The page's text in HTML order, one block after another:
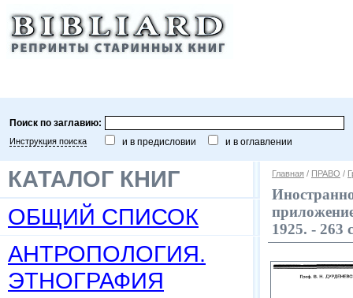
Поиск по заглавию:
Инструкция поиска и в предисловии и в оглавлении
КАТАЛОГ КНИГ
ОБЩИЙ СПИСОК
АНТРОПОЛОГИЯ.
ЭТНОГРАФИЯ
Главная / ПРАВО /
1925. - 263